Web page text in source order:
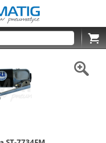
Cart